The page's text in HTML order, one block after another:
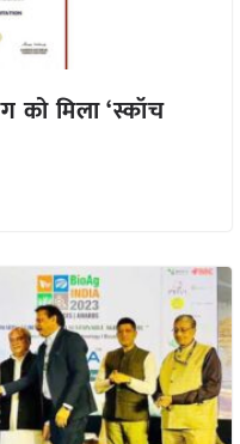
को मिला ‘स्कॉच